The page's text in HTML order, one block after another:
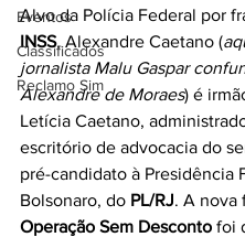
Eventos
Classificados
Reclamo Sim
Alvo da Polícia Federal por
INSS, Alexandre Caetano (
jornalista Malu Gaspar
Alexandre de Moraes) é
Letícia Caetano,
escritório de advocacia do
pré-candidato à Presidência
Bolsonaro, do PL/RJ. A nova
Operação Sem Desconto foi